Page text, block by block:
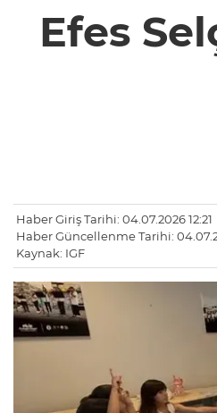
Efes
Haber Giriş Tarihi: 04.07.2026 12:21
Haber Güncellenme Tarihi:
Kaynak: IGF